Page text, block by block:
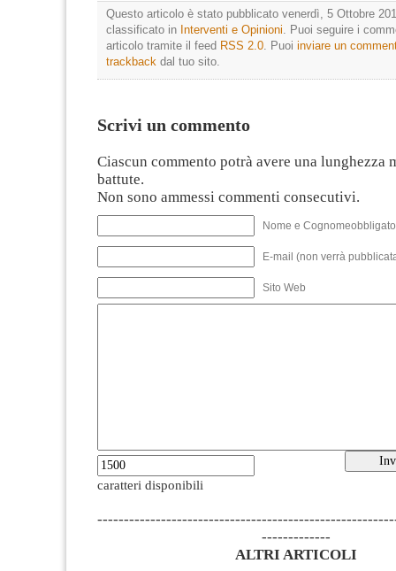
Questo articolo è stato pubblicato venerdì, 5 Ottobre
classificato in Interventi e Opinioni. Puoi seguire i
articolo tramite il feed RSS 2.0. Puoi inviare un
trackback dal tuo sito.
Scrivi un commento
Ciascun commento potrà avere una lunghezza
battute.
Non sono ammessi commenti consecutivi.
Nome e
E-mail (non verrà
Sito Web
caratteri disponibili
-------------
ALTRI ARTICOLI